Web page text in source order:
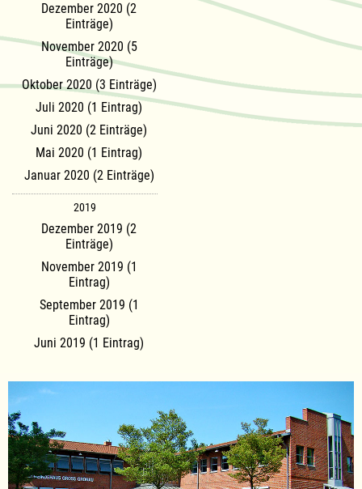
Dezember 2020 (2
Einträge)
November 2020 (5
Einträge)
Oktober 2020 (3 Einträge)
Juli 2020 (1 Eintrag)
Juni 2020 (2 Einträge)
Mai 2020 (1 Eintrag)
Januar 2020 (2 Einträge)
2019
Dezember 2019 (2
Einträge)
November 2019 (1
Eintrag)
September 2019 (1
Eintrag)
Juni 2019 (1 Eintrag)